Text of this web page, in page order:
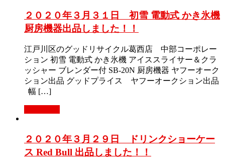
２０２０年３月３１日 初雪 電動式 かき氷機
厨房機器出品しました！！
江戸川区のグッドリサイクル葛西店 中部コーポレー
ション 初雪 電動式 かき氷機 アイススライサー＆クラ
ッシャー ブレンダー付 SB-20N 厨房機器 ヤフーオーク
ション出品 グッドプライス ヤフーオークション出品
幅 […]
２０２０年３月２９日 ドリンクショーケー
ス Red Bull 出品しました！！